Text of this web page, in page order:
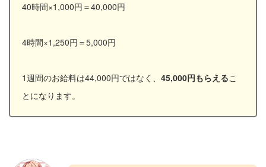
40時間×1,000円＝40,000円
4時間×1,250円＝5,000円
1週間のお給料は44,000円ではなく、 45,000円もらえるこ
とになります。